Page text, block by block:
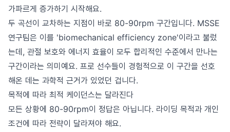
가파르게 증가하기 시작해요.
두 곡선이 교차하는 지점이 바로 80-90rpm 구간입니다. MSSE
연구팀은 이를 'biomechanical efficiency zone'이라고 불렀
는데, 관절 보호와 에너지 효율이 모두 합리적인 수준에서 만나는
구간이라는 의미예요. 프로 선수들이 경험적으로 이 구간을 선호
해온 데는 과학적 근거가 있었던 겁니다.
목적에 따라 최적 케이던스는 달라진다
모든 상황에 80-90rpm이 정답은 아닙니다. 라이딩 목적과 개인
조건에 따라 전략이 달라져야 해요.